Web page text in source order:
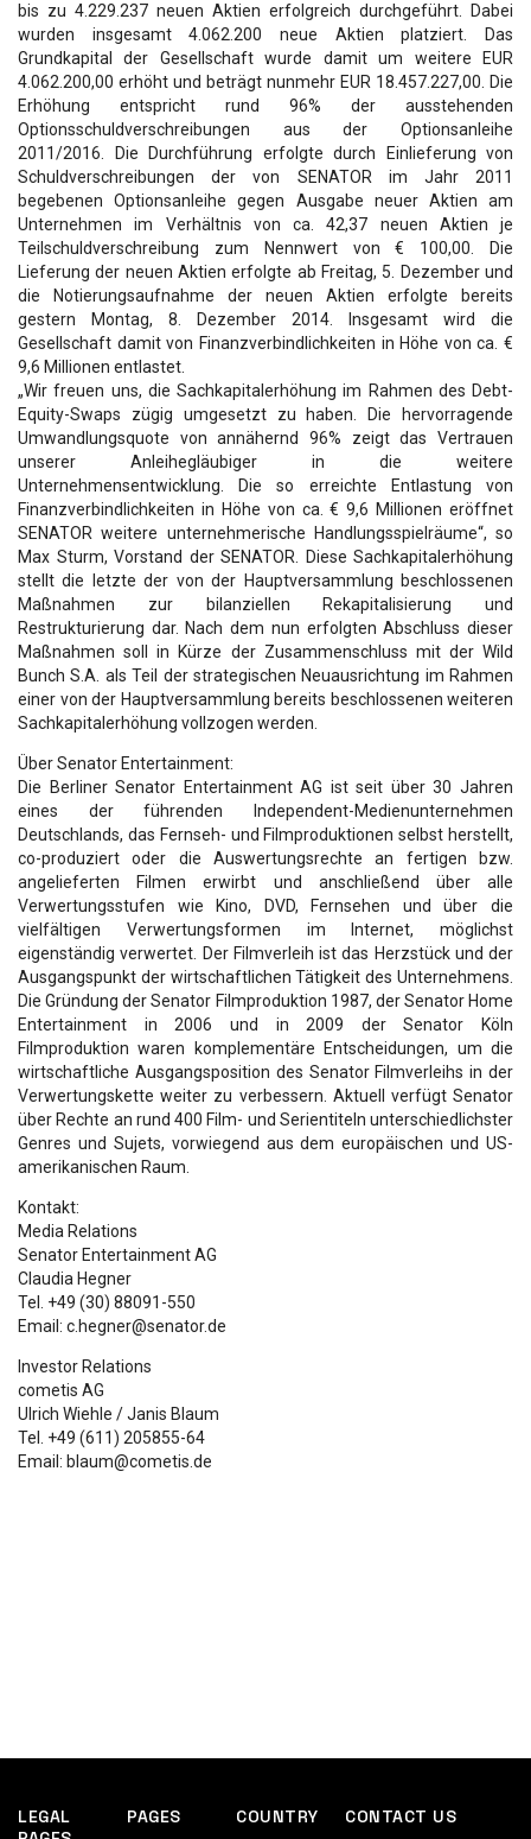
bis zu 4.229.237 neuen Aktien erfolgreich durchgeführt. Dabei
wurden insgesamt 4.062.200 neue Aktien platziert. Das
Grundkapital der Gesellschaft wurde damit um weitere EUR
4.062.200,00 erhöht und beträgt nunmehr EUR 18.457.227,00. Die
Erhöhung entspricht rund 96% der ausstehenden
Optionsschuldverschreibungen aus der Optionsanleihe
2011/2016. Die Durchführung erfolgte durch Einlieferung von
Schuldverschreibungen der von SENATOR im Jahr 2011
begebenen Optionsanleihe gegen Ausgabe neuer Aktien am
Unternehmen im Verhältnis von ca. 42,37 neuen Aktien je
Teilschuldverschreibung zum Nennwert von € 100,00. Die
Lieferung der neuen Aktien erfolgte ab Freitag, 5. Dezember und
die Notierungsaufnahme der neuen Aktien erfolgte bereits
gestern Montag, 8. Dezember 2014. Insgesamt wird die
Gesellschaft damit von Finanzverbindlichkeiten in Höhe von ca. €
9,6 Millionen entlastet.
„Wir freuen uns, die Sachkapitalerhöhung im Rahmen des Debt-
Equity-Swaps zügig umgesetzt zu haben. Die hervorragende
Umwandlungsquote von annähernd 96% zeigt das Vertrauen
unserer Anleihegläubiger in die weitere
Unternehmensentwicklung. Die so erreichte Entlastung von
Finanzverbindlichkeiten in Höhe von ca. € 9,6 Millionen eröffnet
SENATOR weitere unternehmerische Handlungsspielräume“, so
Max Sturm, Vorstand der SENATOR. Diese Sachkapitalerhöhung
stellt die letzte der von der Hauptversammlung beschlossenen
Maßnahmen zur bilanziellen Rekapitalisierung und
Restrukturierung dar. Nach dem nun erfolgten Abschluss dieser
Maßnahmen soll in Kürze der Zusammenschluss mit der Wild
Bunch S.A. als Teil der strategischen Neuausrichtung im Rahmen
einer von der Hauptversammlung bereits beschlossenen weiteren
Sachkapitalerhöhung vollzogen werden.
Über Senator Entertainment:
Die Berliner Senator Entertainment AG ist seit über 30 Jahren
eines der führenden Independent-Medienunternehmen
Deutschlands, das Fernseh- und Filmproduktionen selbst herstellt,
co-produziert oder die Auswertungsrechte an fertigen bzw.
angelieferten Filmen erwirbt und anschließend über alle
Verwertungsstufen wie Kino, DVD, Fernsehen und über die
vielfältigen Verwertungsformen im Internet, möglichst
eigenständig verwertet. Der Filmverleih ist das Herzstück und der
Ausgangspunkt der wirtschaftlichen Tätigkeit des Unternehmens.
Die Gründung der Senator Filmproduktion 1987, der Senator Home
Entertainment in 2006 und in 2009 der Senator Köln
Filmproduktion waren komplementäre Entscheidungen, um die
wirtschaftliche Ausgangsposition des Senator Filmverleihs in der
Verwertungskette weiter zu verbessern. Aktuell verfügt Senator
über Rechte an rund 400 Film- und Serientiteln unterschiedlichster
Genres und Sujets, vorwiegend aus dem europäischen und US-
amerikanischen Raum.
Kontakt:
Media Relations
Senator Entertainment AG
Claudia Hegner
Tel. +49 (30) 88091-550
Email: c.hegner@senator.de
Investor Relations
cometis AG
Ulrich Wiehle / Janis Blaum
Tel. +49 (611) 205855-64
Email: blaum@cometis.de
LEGAL
PAGES COUNTRY CONTACT US